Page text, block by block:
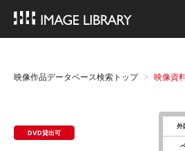
映像作品データベース検索トップ 映像資
DVD貸出可
外